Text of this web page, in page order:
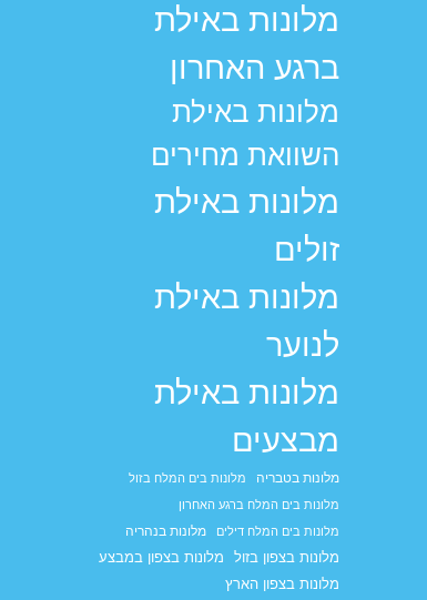
מלונות באילת
ברגע האחרון
מלונות באילת
השוואת מחירים
מלונות באילת
זולים
מלונות באילת
לנוער
מלונות באילת
מבצעים
מלונות בטבריה
מלונות בים המלח בזול
מלונות בים המלח ברגע האחרון
מלונות בים המלח דילים
מלונות בנהריה
מלונות בצפון בזול
מלונות בצפון במבצע
מלונות בצפון הארץ